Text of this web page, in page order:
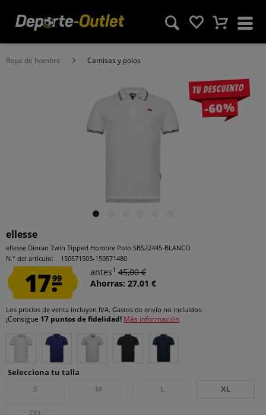
Ropa de hombre Camisas y polos
Tu descuento
-60%
ellesse
ellesse Dioran Twin Tipped Hombre Polo SBS22445-BLANCO
N.° del artículo:
150571503-150571480
17.99
antes1 45,00 €
Ahorras: 27,01 €
Los precios de venta incluyen IVA. Gastos de envío no incluidos.
¡Consigue 17 puntos de fidelidad! Más información
Selecciona tu talla
S
M L XL
2XL